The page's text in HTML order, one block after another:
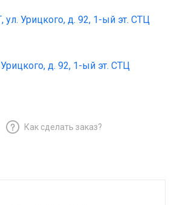
ул. Урицкого, д. 92, 1-ый эт. СТЦ
д. 92, 1-ый эт. СТЦ
Как сделать заказ?